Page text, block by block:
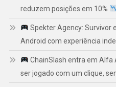
reduzem posições em 10%
Spekter Agency: Survivor
Android com experiência
ChainSlash entra em Alfa
ser jogado com um clique,